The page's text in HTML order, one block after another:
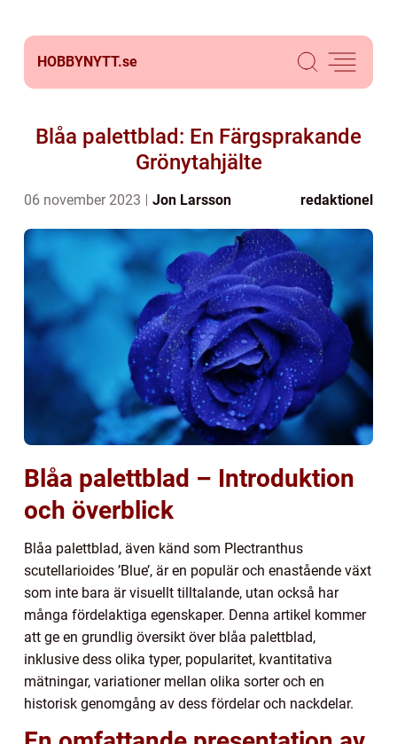
HOBBYNYTT.se
Blåa palettblad: En Färgsprakande
Grönytahjälte
06 november 2023 Jon Larsson redaktionel
Blåa palettblad – Introduktion
och överblick
Blåa palettblad, även känd som Plectranthus
scutellarioides ’Blue’, är en populär och enastående växt
som inte bara är visuellt tilltalande, utan också har
många fördelaktiga egenskaper. Denna artikel kommer
att ge en grundlig översikt över blåa palettblad,
inklusive dess olika typer, popularitet, kvantitativa
mätningar, variationer mellan olika sorter och en
historisk genomgång av dess fördelar och nackdelar.